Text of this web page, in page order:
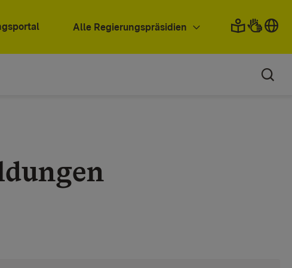
Alle Regierungspräsidien